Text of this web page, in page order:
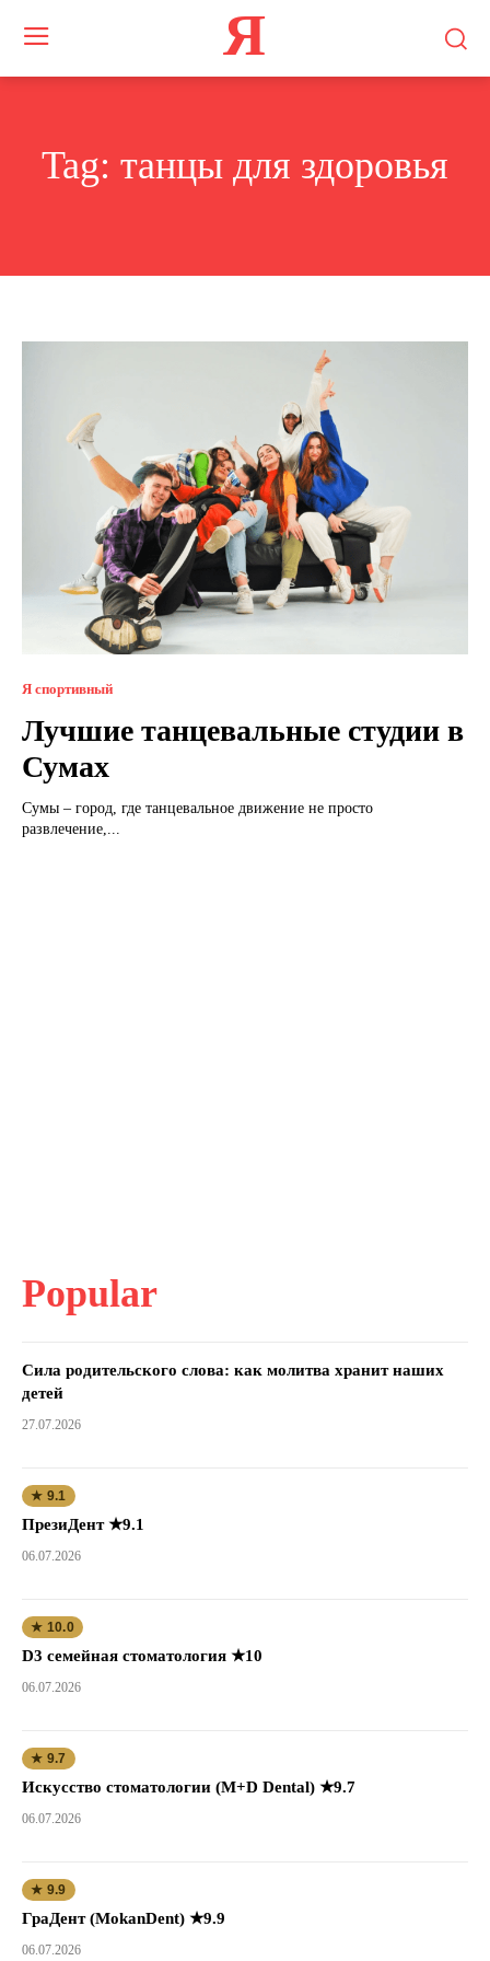
Я
Tag: танцы для здоровья
Я спортивный
Лучшие танцевальные студии в
Сумах
Сумы – город, где танцевальное движение не просто
развлечение,...
Popular
Сила родительского слова: как молитва хранит наших
детей
27.07.2026
★ 9.1
ПрезиДент ★9.1
06.07.2026
★ 10.0
D3 семейная стоматология ★10
06.07.2026
★ 9.7
Искусство стоматологии (M+D Dental) ★9.7
06.07.2026
★ 9.9
ГраДент (MokanDent) ★9.9
06.07.2026